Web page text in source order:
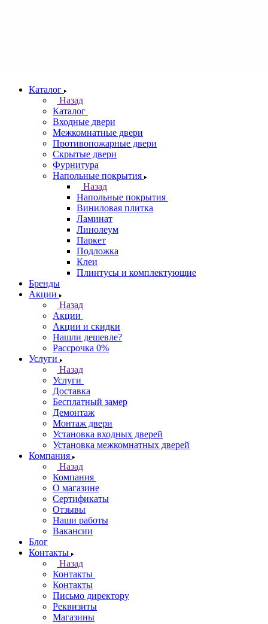
Каталог
Назад
Каталог
Входные двери
Межкомнатные двери
Противопожарные двери
Скрытые двери
Фурнитура
Напольные покрытия
Назад
Напольные покрытия
Виниловая плитка
Ламинат
Линолеум
Паркет
Подложка
Клеи
Плинтусы и комплектующие
Бренды
Акции
Назад
Акции
Акции и скидки
Нашли дешевле?
Рассрочка 0%
Услуги
Назад
Услуги
Доставка
Бесплатный замер
Демонтаж
Монтаж двери
Установка входных дверей
Установка межкомнатных дверей
Компания
Назад
Компания
О магазине
Сертификаты
Отзывы
Наши работы
Вакансии
Блог
Контакты
Назад
Контакты
Контакты
Письмо директору
Реквизиты
Магазины